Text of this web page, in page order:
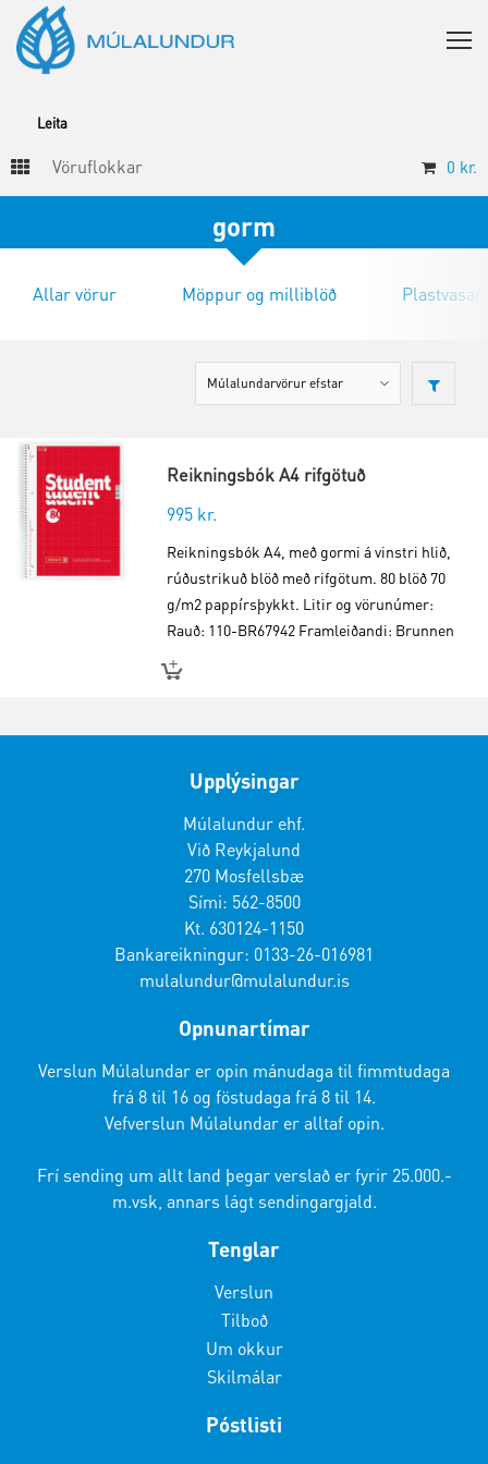
Vöruflokkar 0 kr.
gorm
Allar vörur Möppur og milliblöð
Reikningsbók A4 rifgötuð
995 kr.
Reikningsbók A4, með gormi á vinstri hlið,
rúðustrikuð blöð með rifgötum. 80 blöð 70
g/m2 pappírsþykkt. Litir og vörunúmer:
Rauð: 110-BR67942 Framleiðandi: Brunnen
Upplýsingar
Múlalundur ehf.
Við Reykjalund
270 Mosfellsbæ
Sími: 562-8500
Kt. 630124-1150
Bankareikningur: 0133-26-016981
mulalundur@mulalundur.is
Opnunartímar
Verslun Múlalundar er opin mánudaga til fimmtudaga
frá 8 til 16 og föstudaga frá 8 til 14.
Vefverslun Múlalundar er alltaf opin.
Frí sending um allt land þegar verslað er fyrir 25.000.-
m.vsk, annars lágt sendingargjald.
Tenglar
Verslun
Tilboð
Um okkur
Skilmálar
Póstlisti